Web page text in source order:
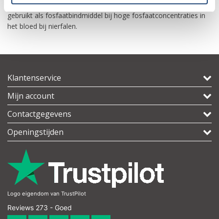
GTAW-elektroden en andere dingen. Lanthaancarbonaat wordt
gebruikt als fosfaatbindmiddel bij hoge fosfaatconcentraties in
het bloed bij nierfalen.
Klantenservice
Mijn account
Contactgegevens
Openingstijden
Logo eigendom van TrustPilot
Reviews 273 - Goed